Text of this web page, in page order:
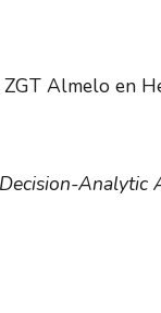
Almelo en
Analytic